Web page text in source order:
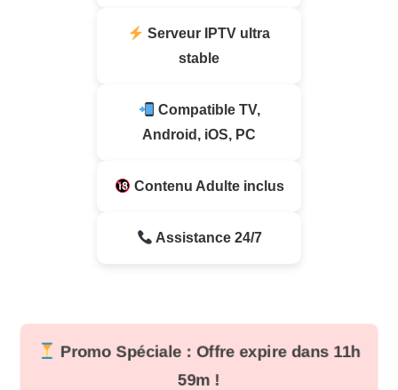
Serveur IPTV ultra
stable
Compatible TV,
Android, iOS, PC
Contenu Adulte inclus
Assistance 24/7
Promo Spéciale : Offre expire dans 11h
59m !